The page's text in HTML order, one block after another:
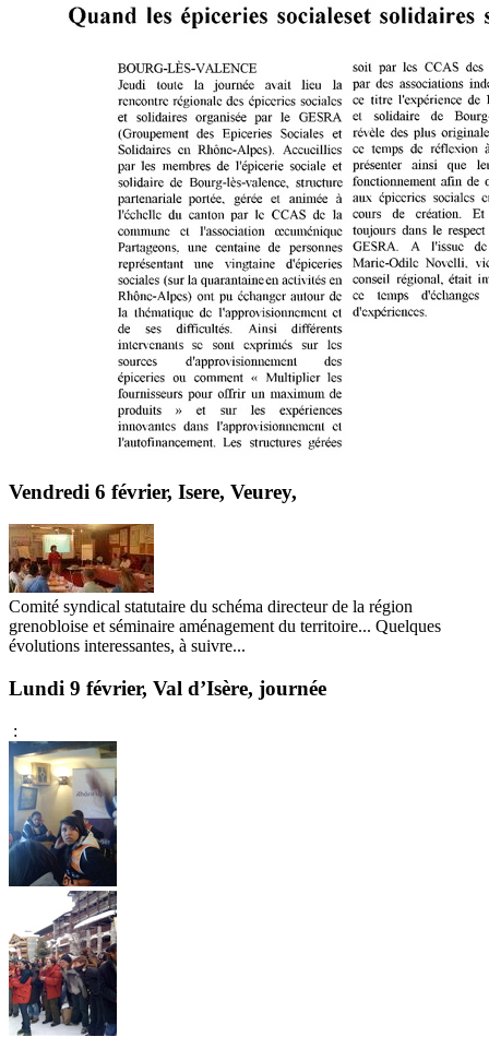
Vendredi 6 février, Isere, Veurey,
Comité syndical statutaire du schéma directeur de la région
grenobloise et séminaire aménagement du territoire... Quelques
évolutions interessantes, à suivre...
Lundi 9 février, Val d’Isère, journée
: